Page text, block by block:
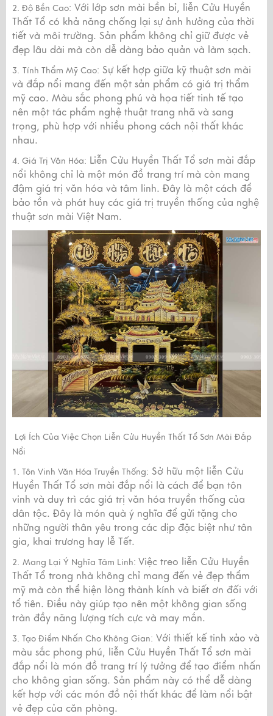
2. Độ Bền Cao: Với lớp sơn mài bền bỉ, liễn Cửu Huyền
Thất Tổ có khả năng chống lại sự ảnh hưởng của thời
tiết và môi trường. Sản phẩm không chỉ giữ được vẻ
đẹp lâu dài mà còn dễ dàng bảo quản và làm sạch.
3. Tính Thẩm Mỹ Cao: Sự kết hợp giữa kỹ thuật sơn mài
và đắp nổi mang đến một sản phẩm có giá trị thẩm
mỹ cao. Màu sắc phong phú và họa tiết tinh tế tạo
nên một tác phẩm nghệ thuật trang nhã và sang
trọng, phù hợp với nhiều phong cách nội thất khác
nhau.
4. Giá Trị Văn Hóa: Liễn Cửu Huyền Thất Tổ sơn mài đắp
nổi không chỉ là một món đồ trang trí mà còn mang
đậm giá trị văn hóa và tâm linh. Đây là một cách để
bảo tồn và phát huy các giá trị truyền thống của nghệ
thuật sơn mài Việt Nam.
Lợi Ích Của Việc Chọn Liễn Cửu Huyền Thất Tổ Sơn Mài Đắp
Nổi
1. Tôn Vinh Văn Hóa Truyền Thống: Sở hữu một liễn Cửu
Huyền Thất Tổ sơn mài đắp nổi là cách để bạn tôn
vinh và duy trì các giá trị văn hóa truyền thống của
dân tộc. Đây là món quà ý nghĩa để gửi tặng cho
những người thân yêu trong các dịp đặc biệt như tân
gia, khai trương hay lễ Tết.
2. Mang Lại Ý Nghĩa Tâm Linh: Việc treo liễn Cửu Huyền
Thất Tổ trong nhà không chỉ mang đến vẻ đẹp thẩm
mỹ mà còn thể hiện lòng thành kính và biết ơn đối với
tổ tiên. Điều này giúp tạo nên một không gian sống
tràn đầy năng lượng tích cực và may mắn.
3. Tạo Điểm Nhấn Cho Không Gian: Với thiết kế tinh xảo và
màu sắc phong phú, liễn Cửu Huyền Thất Tổ sơn mài
đắp nổi là món đồ trang trí lý tưởng để tạo điểm nhấn
cho không gian sống. Sản phẩm này có thể dễ dàng
kết hợp với các món đồ nội thất khác để làm nổi bật
vẻ đẹp của căn phòng.